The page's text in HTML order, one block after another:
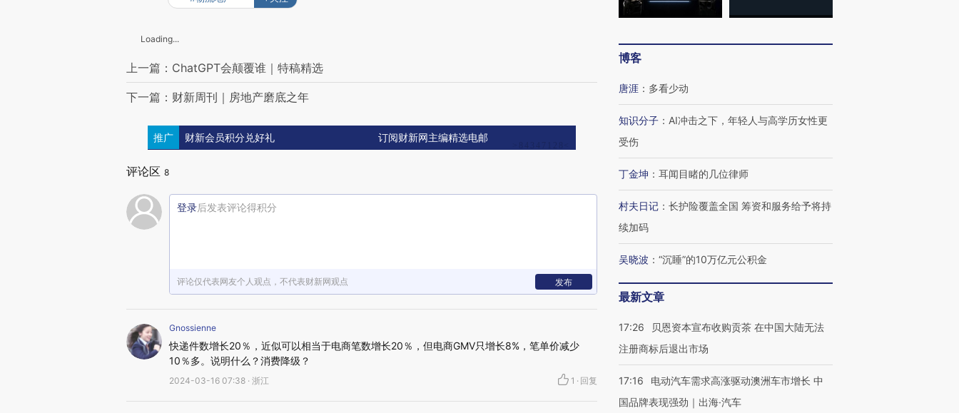
Loading...
上一篇：ChatGPT会颠覆谁｜特稿精选
下一篇：财新周刊｜房地产磨底之年
推广 财新会员积分兑好礼 订阅财新网主编精选电邮
评论区 8
登录后发表评论得积分
评论仅代表网友个人观点，不代表财新网观点 发布
Gnossienne
快递件数增长20％，近似可以相当于电商笔数增长20％，但电商GMV只增长8%，笔单价减少
10％多。说明什么？消费降级？
2024-03-16 07:38 · 浙江 1 · 回复
博客
唐涯 ： 多看少动
知识分子 ： AI冲击之下，年轻人与高学历女性更
受伤
丁金坤 ： 耳闻目睹的几位律师
村夫日记 ： 长护险覆盖全国 筹资和服务给予将持
续加码
吴晓波 ： “沉睡”的10万亿元公积金
最新文章
17:26
贝恩资本宣布收购贡茶 在中国大陆无法
注册商标后退出市场
17:16
电动汽车需求高涨驱动澳洲车市增长 中
国品牌表现强劲｜出海·汽车